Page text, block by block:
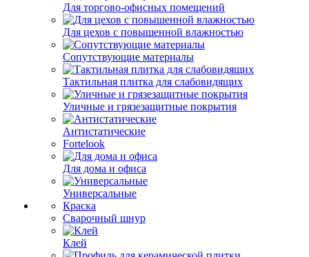
Для торгово-офисных помещений
Для цехов с повышенной влажностью
Сопутствующие материалы
Тактильная плитка для слабовидящих
Уличные и грязезащитные покрытия
Антистатические
Fortelook
Для дома и офиса
Универсальные
Краска
Сварочный шнур
Клей